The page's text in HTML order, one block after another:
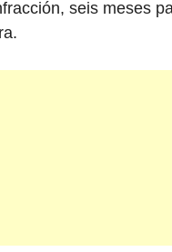
seis meses